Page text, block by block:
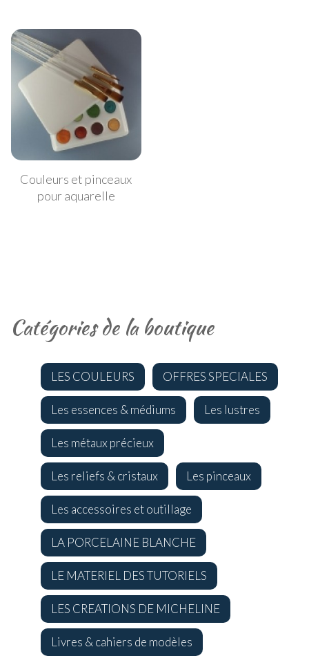
Couleurs et pinceaux
pour aquarelle
Catégories de la boutique
LES COULEURS OFFRES SPECIALES
Les essences & médiums Les lustres
Les métaux précieux
Les reliefs & cristaux Les pinceaux
Les accessoires et outillage
LA PORCELAINE BLANCHE
LE MATERIEL DES TUTORIELS
LES CREATIONS DE MICHELINE
Livres & cahiers de modèles